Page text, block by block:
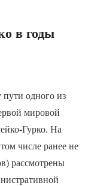
в годы
одного из
мировой
Гурко. На
числе ранее не
рассмотрены